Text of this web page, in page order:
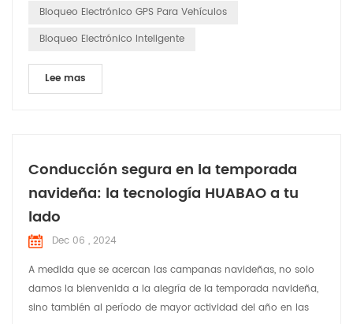
Bloqueo Electrónico GPS Para Vehículos
Bloqueo Electrónico Inteligente
Lee mas
Conducción segura en la temporada
navideña: la tecnología HUABAO a tu
lado
Dec 06 , 2024
A medida que se acercan las campanas navideñas, no solo
damos la bienvenida a la alegría de la temporada navideña,
sino también al período de mayor actividad del año en las